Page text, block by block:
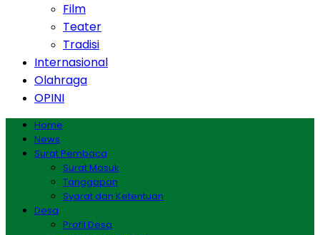
Film
Teater
Tradisi
Internasional
Olahraga
OPINI
Home
News
Surat Pembaca
Surat Masuk
Tanggapan
Syarat dan Ketentuan
Desa
Profil Desa